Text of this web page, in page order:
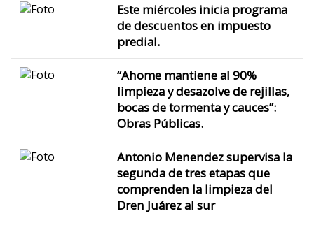
Este miércoles inicia programa
de descuentos en impuesto
predial.
“Ahome mantiene al 90%
limpieza y desazolve de rejillas,
bocas de tormenta y cauces”:
Obras Públicas.
Antonio Menendez supervisa la
segunda de tres etapas que
comprenden la limpieza del
Dren Juárez al sur